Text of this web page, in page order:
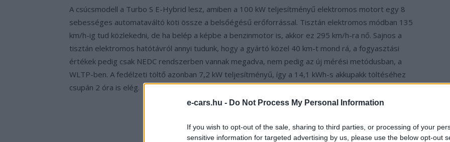
e-cars.hu - Do Not Process My Personal Information
If you wish to opt-out of the sale, sharing to third parties, or processing of your
sensitive information for targeted advertising by us, please use the below opt-out
A csúcsmodell a Turbo S E-Hybrid lesz, amiben a 100 kW teljesítményű elektromos motort egy 8
sebességes automataváltó köti össze a belsőégésű erőforrással. Tisztán elektromos módban 135
km/h-ig tud közlekedni, de ha belép a képbe a benzinmotor is, akkor ez 295 km/h-ra nő. Sajnos a
tisztán elektromos hatótávról annyi tudunk, hogy a gyártó közel 40 km-t mond rá, a fogyasztási
értékek pedig csak NEDC rendszerben vannak megadva, nem pedig az új mérési metódusban, a
WLTP-ben. A fedélzeti töltő azonban 7,2 kW teljesítményű, így a 14,1 kWh-s akkupakk töltéséhez
csupán 2 óra is elég.